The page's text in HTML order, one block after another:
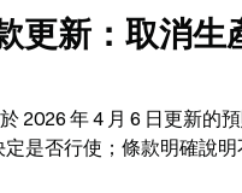
更新：取消生
2026 年 4 月 6 日更新
是否行使；條款明確說